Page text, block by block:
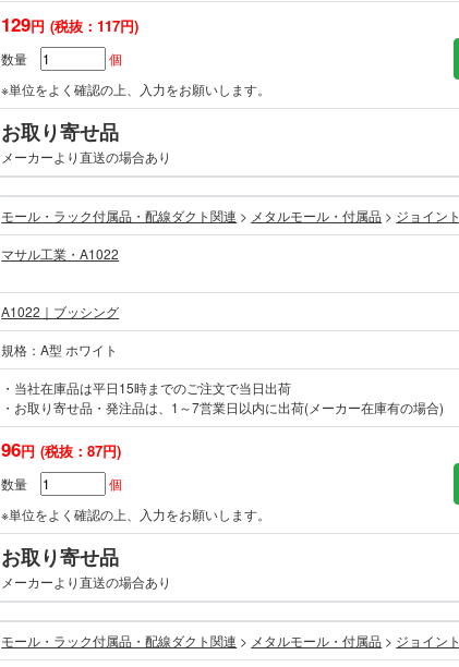
129円 (税抜：117円)
数量
個
※単位をよく確認の上、入力をお願いします。
お取り寄せ品
メーカーより直送の場合あり
モール・ラック付属品・配線ダクト関連 > メタルモール・付属品 > ジョイント
マサル工業・A1022
A1022｜ブッシング
規格：A型 ホワイト
・当社在庫品は平日15時までのご注文で当日出荷
・お取り寄せ品・発注品は、1～7営業日以内に出荷(メーカー在庫有の場合)
96円 (税抜：87円)
数量
個
※単位をよく確認の上、入力をお願いします。
お取り寄せ品
メーカーより直送の場合あり
モール・ラック付属品・配線ダクト関連 > メタルモール・付属品 > ジョイント